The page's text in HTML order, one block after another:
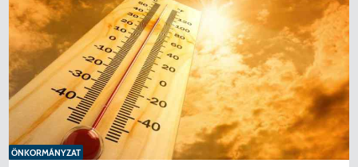
ÖNKORMÁNYZAT